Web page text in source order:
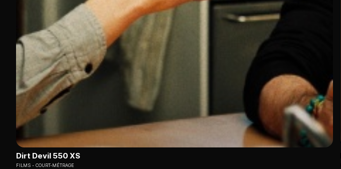
Dirt Devil 550 XS
FILMS COURT-MÉTRAGE